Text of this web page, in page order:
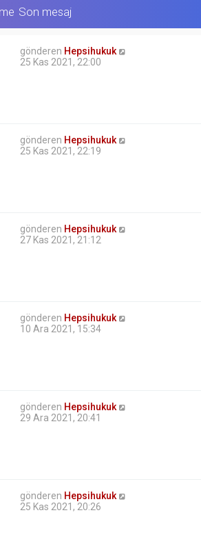
Son mesaj
gönderen Hepsihukuk
25 Kas 2021, 22:00
gönderen Hepsihukuk
25 Kas 2021, 22:19
gönderen Hepsihukuk
27 Kas 2021, 21:12
gönderen Hepsihukuk
10 Ara 2021, 15:34
gönderen Hepsihukuk
29 Ara 2021, 20:41
gönderen Hepsihukuk
25 Kas 2021, 20:26